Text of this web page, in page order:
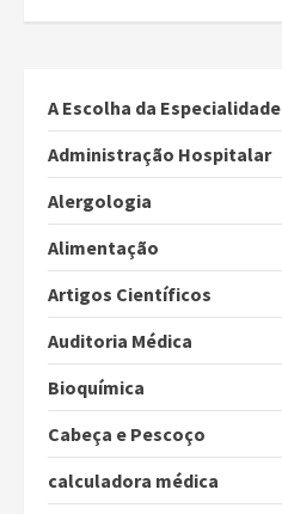
A Escolha da Especialidade
Administração Hospitalar
Alergologia
Alimentação
Artigos Científicos
Auditoria Médica
Bioquímica
Cabeça e Pescoço
calculadora médica